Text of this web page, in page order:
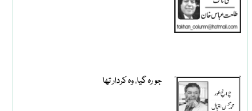
جو رہ گیا، وہ کردار تھا